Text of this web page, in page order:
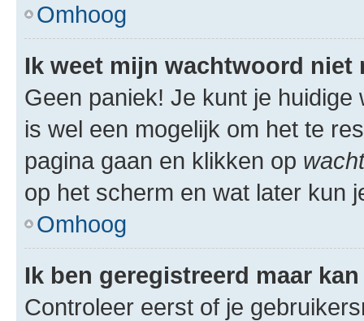
Omhoog
Ik weet mijn wachtwoord niet
Geen paniek! Je kunt je
is wel een mogelijk om het te
pagina gaan en klikken op
op het scherm en wat later kun
Omhoog
Ik ben geregistreerd maar
Controleer eerst of je